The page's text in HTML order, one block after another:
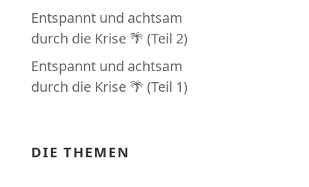
Entspannt und achtsam
durch die Krise 🌴 (Teil 2)
Entspannt und achtsam
durch die Krise 🌴 (Teil 1)
DIE THEMEN